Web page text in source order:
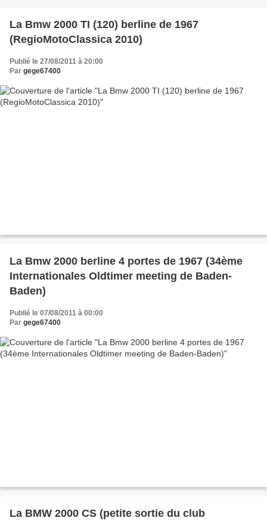
La Bmw 2000 TI (120) berline de 1967
(RegioMotoClassica 2010)
Publié le 27/08/2011 à 20:00
Par gege67400
La Bmw 2000 berline 4 portes de 1967 (34ème
Internationales Oldtimer meeting de Baden-
Baden)
Publié le 07/08/2011 à 00:00
Par gege67400
La BMW 2000 CS (petite sortie du club